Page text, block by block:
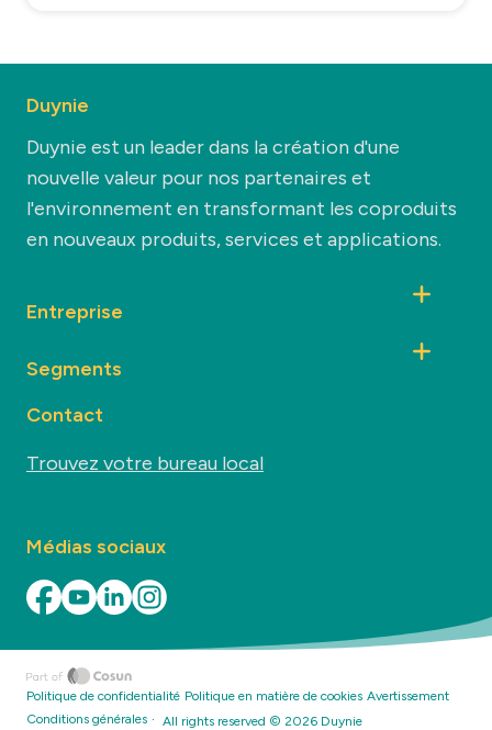
Duynie
Duynie est un leader dans la création d'une
nouvelle valeur pour nos partenaires et
l'environnement en transformant les coproduits
en nouveaux produits, services et applications.
Entreprise
Segments
Contact
Trouvez votre bureau local
Médias sociaux
Politique de confidentialité Politique en matière de cookies Avertissement
Conditions générales · All rights reserved © 2026 Duynie